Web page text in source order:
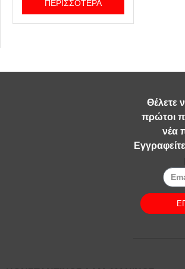
ΠΕΡΙΣΣΌΤΕΡΑ
Θέλετε
πρώτοι
νέα